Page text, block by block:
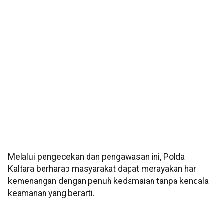
Melalui pengecekan dan pengawasan ini, Polda
Kaltara berharap masyarakat dapat merayakan hari
kemenangan dengan penuh kedamaian tanpa kendala
keamanan yang berarti.